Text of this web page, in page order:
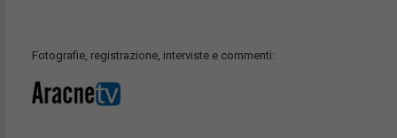
Fotografie, registrazione, interviste e commenti: